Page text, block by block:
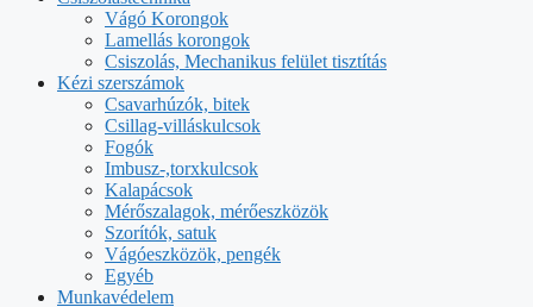
Vágó Korongok
Lamellás korongok
Csiszolás, Mechanikus felület tisztítás
Kézi szerszámok
Csavarhúzók, bitek
Csillag-villáskulcsok
Fogók
Imbusz-,torxkulcsok
Kalapácsok
Mérőszalagok, mérőeszközök
Szorítók, satuk
Vágóeszközök, pengék
Egyéb
Munkavédelem